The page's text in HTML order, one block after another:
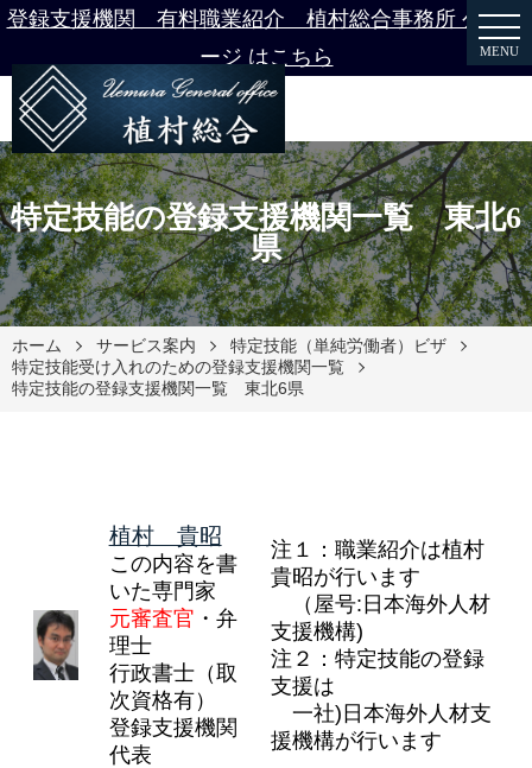
登録支援機関 有料職業紹介 植村総合事務所 公式ペ
ージ はこちら
MENU
特定技能の登録支援機関一覧 東北6
県
ホーム サービス案内
特定技能（単純労働者）ビザ
特定技能受け入れのための登録支援機関一覧
特定技能の登録支援機関一覧 東北6県
植村 貴昭
この内容を書
いた専門家
元審査官 ・弁
理士
行政書士（取
次資格有）
登録支援機関
代表
注１：職業紹介は植村
貴昭が行います
（屋号:日本海外人材
支援機構)
注２：特定技能の登録
支援は
一社)日本海外人材支
援機構が行います